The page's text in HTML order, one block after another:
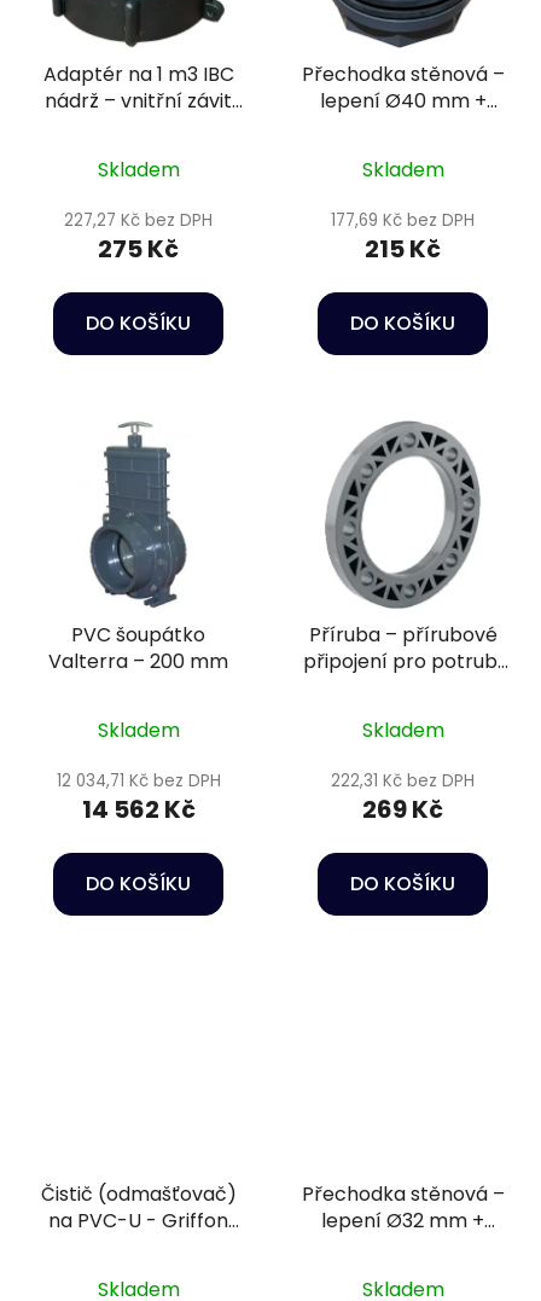
Adaptér na 1 m3 IBC
nádrž – vnitřní závit
Skladem
227,27 Kč bez DPH
275 Kč
DO KOŠÍKU
Přechodka stěnová –
lepení Ø40 mm +
Skladem
177,69 Kč bez DPH
215 Kč
DO KOŠÍKU
PVC šoupátko
Valterra – 200 mm
Skladem
12 034,71 Kč bez DPH
14 562 Kč
DO KOŠÍKU
Příruba – přírubové
připojení pro potrubí
Skladem
222,31 Kč bez DPH
269 Kč
DO KOŠÍKU
Čistič (odmašťovač)
na PVC-U - Griffon
Skladem
Přechodka stěnová –
lepení Ø32 mm +
Skladem